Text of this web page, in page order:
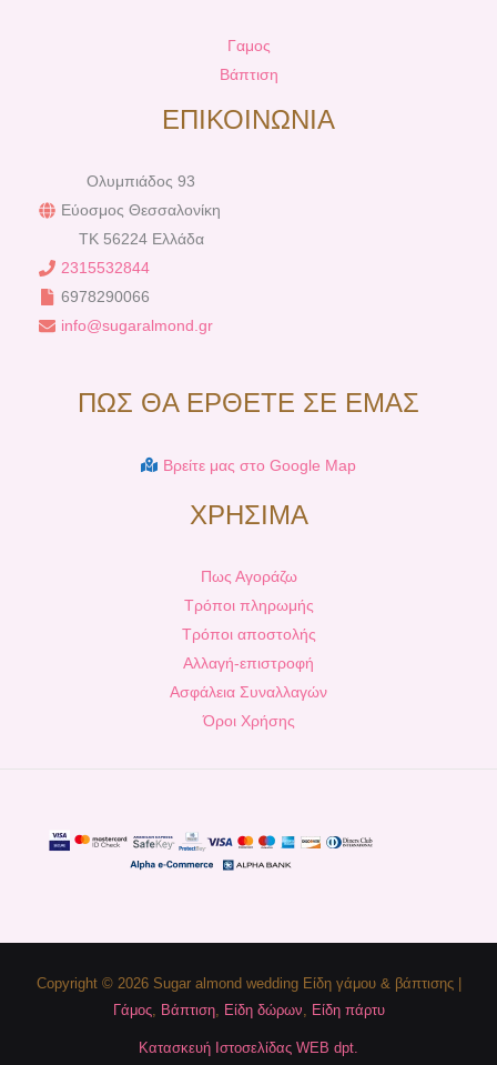
Γαμος
Βάπτιση
ΕΠΙΚΟΙΝΩΝΙΑ
Ολυμπιάδος 93
Εύοσμος Θεσσαλονίκη
TK 56224 Ελλάδα
2315532844
6978290066
info@sugaralmond.gr
ΠΩΣ ΘΑ ΕΡΘΕΤΕ ΣΕ ΕΜΑΣ
Βρείτε μας στο Google Map
ΧΡΗΣΙΜΑ
Πως Αγοράζω
Τρόποι πληρωμής
Τρόποι αποστολής
Αλλαγή-επιστροφή
Ασφάλεια Συναλλαγών
Όροι Χρήσης
Copyright © 2026 Sugar almond wedding Είδη γάμου & βάπτισης |
Γάμος, Βάπτιση, Είδη δώρων, Είδη πάρτυ
Κατασκευή Ιστοσελίδας WEB dpt.